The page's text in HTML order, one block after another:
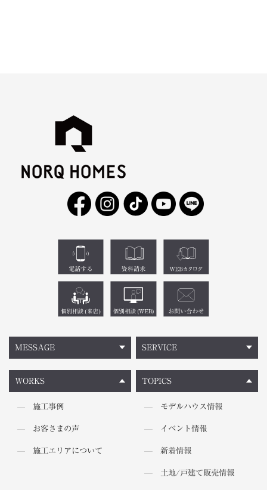
MESSAGE
WORKS
施工事例
お客さまの声
施工エリアについて
TOPICS
モデルハウス情報
イベント情報
新着情報
土地/戸建て販売情報
SERVICE